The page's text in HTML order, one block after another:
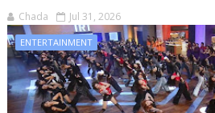
Chada Jul 31, 2026
ENTERTAINMENT